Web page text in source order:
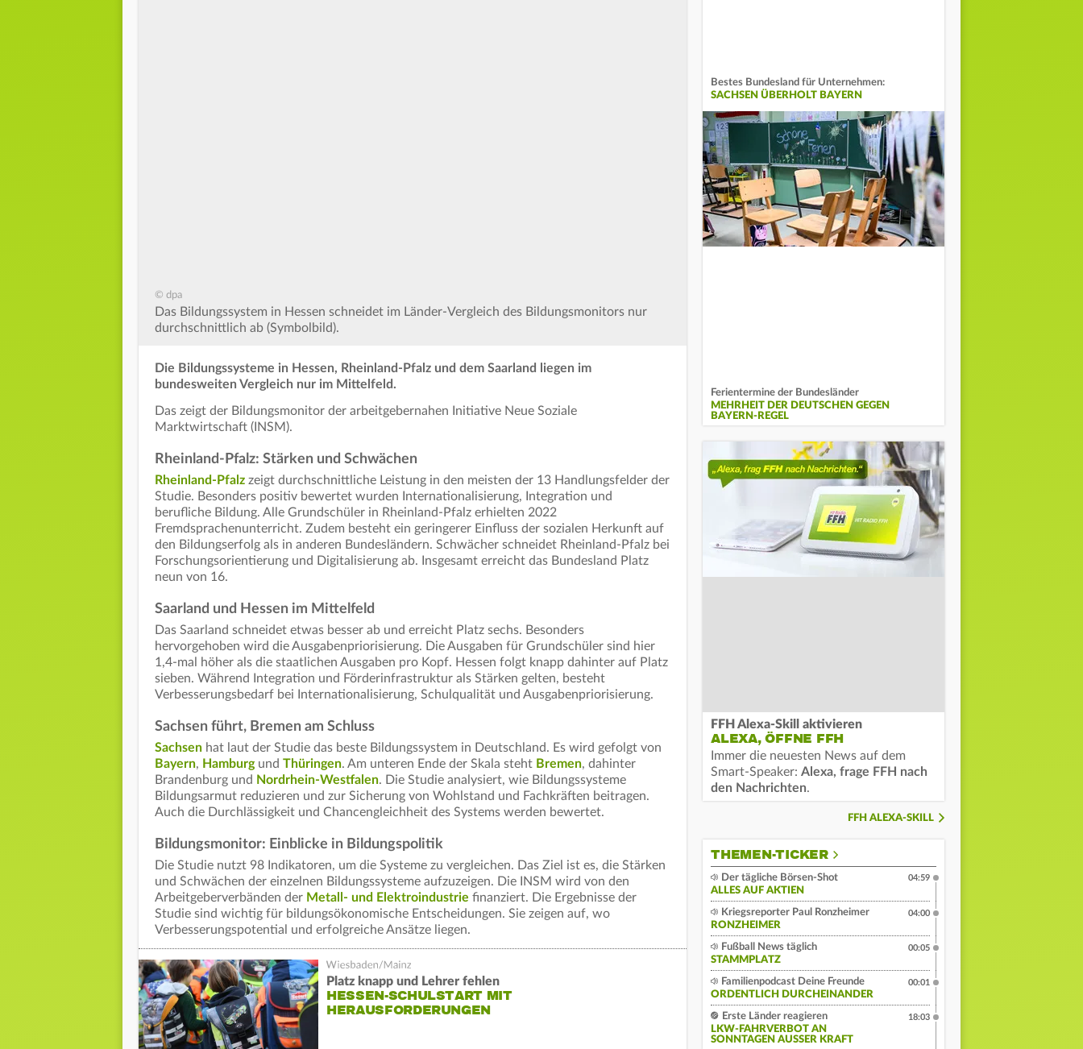
© dpa
Das Bildungssystem in Hessen schneidet im Länder-Vergleich des Bildungsmonitors nur
durchschnittlich ab (Symbolbild).
Die Bildungssysteme in Hessen, Rheinland-Pfalz und dem Saarland liegen im
bundesweiten Vergleich nur im Mittelfeld.
Das zeigt der Bildungsmonitor der arbeitgebernahen Initiative Neue Soziale
Marktwirtschaft (INSM).
Rheinland-Pfalz: Stärken und Schwächen
Rheinland-Pfalz zeigt durchschnittliche Leistung in den meisten der 13 Handlungsfelder der
Studie. Besonders positiv bewertet wurden Internationalisierung, Integration und
berufliche Bildung. Alle Grundschüler in Rheinland-Pfalz erhielten 2022
Fremdsprachenunterricht. Zudem besteht ein geringerer Einfluss der sozialen Herkunft auf
den Bildungserfolg als in anderen Bundesländern. Schwächer schneidet Rheinland-Pfalz bei
Forschungsorientierung und Digitalisierung ab. Insgesamt erreicht das Bundesland Platz
neun von 16.
Saarland und Hessen im Mittelfeld
Das Saarland schneidet etwas besser ab und erreicht Platz sechs. Besonders
hervorgehoben wird die Ausgabenpriorisierung. Die Ausgaben für Grundschüler sind hier
1,4-mal höher als die staatlichen Ausgaben pro Kopf. Hessen folgt knapp dahinter auf Platz
sieben. Während Integration und Förderinfrastruktur als Stärken gelten, besteht
Verbesserungsbedarf bei Internationalisierung, Schulqualität und Ausgabenpriorisierung.
Sachsen führt, Bremen am Schluss
Sachsen hat laut der Studie das beste Bildungssystem in Deutschland. Es wird gefolgt von
Bayern, Hamburgund Thüringen. Am unteren Ende der Skala steht Bremen, dahinter
Brandenburg und Nordrhein-Westfalen. Die Studie analysiert, wie Bildungssysteme
Bildungsarmut reduzieren und zur Sicherung von Wohlstand und Fachkräften beitragen.
Auch die Durchlässigkeit und Chancengleichheit des Systems werden bewertet.
Bildungsmonitor: Einblicke in Bildungspolitik
Die Studie nutzt 98 Indikatoren, um die Systeme zu vergleichen. Das Ziel ist es, die Stärken
und Schwächen der einzelnen Bildungssysteme aufzuzeigen. Die INSM wird von den
Arbeitgeberverbänden der Metall- und Elektroindustrie finanziert. Die Ergebnisse der
Studie sind wichtig für bildungsökonomische Entscheidungen. Sie zeigen auf, wo
Verbesserungspotential und erfolgreiche Ansätze liegen.
Platz knapp und Lehrer fehlen
HESSEN-SCHULSTART MIT
HERAUSFORDERUNGEN
Bestes Bundesland für Unternehmen:
SACHSEN ÜBERHOLT BAYERN
Ferientermine der Bundesländer
MEHRHEIT DER DEUTSCHEN GEGEN
BAYERN-REGEL
FFH Alexa-Skill aktivieren
ALEXA, ÖFFNE FFH
Immer die neuesten News auf dem
Smart-Speaker: Alexa, frage FFH nach
den Nachrichten.
FFH ALEXA-SKILL
THEMEN-TICKER
Der tägliche Börsen-Shot
ALLES AUF AKTIEN
04:59
Kriegsreporter Paul Ronzheimer
RONZHEIMER
04:00
Fußball News täglich
STAMMPLATZ
00:05
Familienpodcast Deine Freunde
ORDENTLICH DURCHEINANDER
00:01
Erste Länder reagieren
LKW-FAHRVERBOT AN
SONNTAGEN AUSSER KRAFT
18:03